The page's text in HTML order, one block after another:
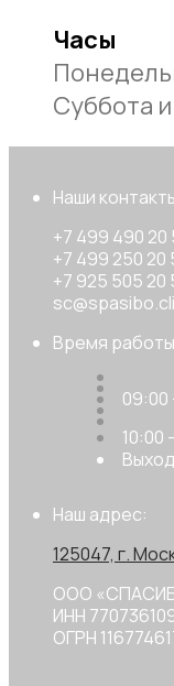
Часы
Суббота
Наши
+7 499 490 20
+7 499 250 20
+7 925 505 20
Время
09:00
10:00
Наш адрес:
125047, г.
ООО
ИНН
ОГРН